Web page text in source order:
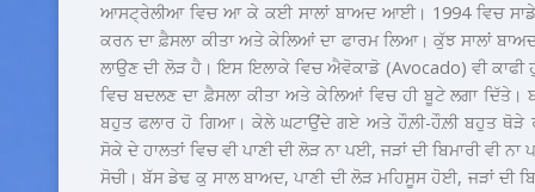
ਆਸਟ੍ਰੇਲੀਆ ਵਿਚ ਆ ਕੇ ਕਈ ਸਾਲਾਂ ਬਾਅਦ ਆਈ। 1994 ਵਿਚ ਸਾਡੇ
ਕਰਨ ਦਾ ਫ਼ੈਸਲਾ ਕੀਤਾਅਤੇ ਕੇਲਿਆਂ ਦਾ ਫਾਰਮ ਲਿਆ। ਕੁੱਝ ਸਾਲਾਂ
ਲਾਉਣ ਦੀ ਲੋੜ ਹੈ। ਇਸ ਇਲਾਕੇ ਵਿਚ ਐਵੋਕਾਡੋ (Avocado) ਵੀ
ਵਿਚ ਬਦਲਣ ਦਾ ਫ਼ੈਸਲਾ ਕੀਤਾ ਅਤੇ ਕੇਲਿਆਂ ਵਿਚ ਹੀ ਬੂਟੇ ਲਗਾ ਦਿੱਤੇ।
ਬਹੁਤ ਫਲਾਰ ਹੋ ਗਿਆ। ਕੇਲੇ ਘਟਾਉਂਦੇ ਗਏ ਅਤੇ ਹੌਲ਼ੀ-ਹੌਲ਼ੀ ਬਹੁਤ ਥੋੜੇ
ਸੋਕੇ ਦੇ ਹਾਲਤਾਂ ਵਿਚ ਵੀ ਪਾਣੀ ਦੀ ਲੋੜ ਨਾ ਪਈ, ਜੜਾਂ ਦੀ ਬਿਮਾਰੀ ਵੀ
ਸੋਚੀ। ਬੱਸ ਡੇਢ ਕੁ ਸਾਲ ਬਾਅਦ, ਪਾਣੀ ਦੀ ਲੋੜ ਮਹਿਸੂਸ ਹੋਈ, ਜੜਾਂ ਦੀ